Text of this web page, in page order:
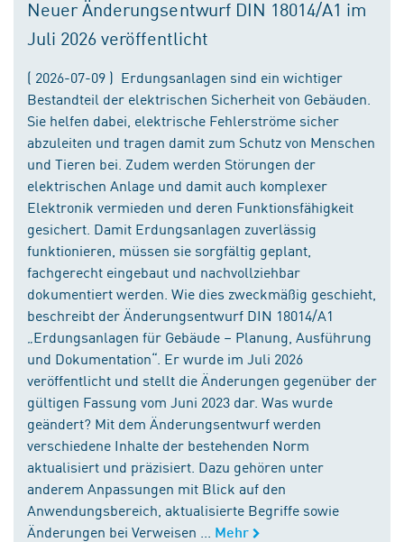
Neuer Änderungsentwurf DIN 18014/A1 im
Juli 2026 veröffentlicht
( 2026-07-09 ) Erdungsanlagen sind ein wichtiger
Bestandteil der elektrischen Sicherheit von Gebäuden.
Sie helfen dabei, elektrische Fehlerströme sicher
abzuleiten und tragen damit zum Schutz von Menschen
und Tieren bei. Zudem werden Störungen der
elektrischen Anlage und damit auch komplexer
Elektronik vermieden und deren Funktionsfähigkeit
gesichert. Damit Erdungsanlagen zuverlässig
funktionieren, müssen sie sorgfältig geplant,
fachgerecht eingebaut und nachvollziehbar
dokumentiert werden. Wie dies zweckmäßig geschieht,
beschreibt der Änderungsentwurf DIN 18014/A1
„Erdungsanlagen für Gebäude – Planung, Ausführung
und Dokumentation“. Er wurde im Juli 2026
veröffentlicht und stellt die Änderungen gegenüber der
gültigen Fassung vom Juni 2023 dar. Was wurde
geändert? Mit dem Änderungsentwurf werden
verschiedene Inhalte der bestehenden Norm
aktualisiert und präzisiert. Dazu gehören unter
anderem Anpassungen mit Blick auf den
Anwendungsbereich, aktualisierte Begriffe sowie
Änderungen bei Verweisen ...
Mehr